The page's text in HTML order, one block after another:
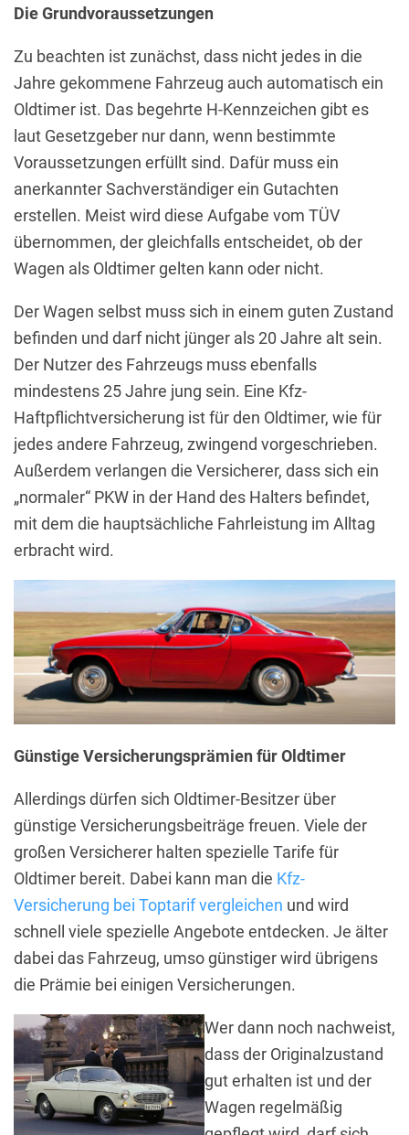
Die Grundvoraussetzungen
Zu beachten ist zunächst, dass nicht jedes in die
Jahre gekommene Fahrzeug auch automatisch ein
Oldtimer ist. Das begehrte H-Kennzeichen gibt es
laut Gesetzgeber nur dann, wenn bestimmte
Voraussetzungen erfüllt sind. Dafür muss ein
anerkannter Sachverständiger ein Gutachten
erstellen. Meist wird diese Aufgabe vom TÜV
übernommen, der gleichfalls entscheidet, ob der
Wagen als Oldtimer gelten kann oder nicht.
Der Wagen selbst muss sich in einem guten Zustand
befinden und darf nicht jünger als 20 Jahre alt sein.
Der Nutzer des Fahrzeugs muss ebenfalls
mindestens 25 Jahre jung sein. Eine Kfz-
Haftpflichtversicherung ist für den Oldtimer, wie für
jedes andere Fahrzeug, zwingend vorgeschrieben.
Außerdem verlangen die Versicherer, dass sich ein
„normaler“ PKW in der Hand des Halters befindet,
mit dem die hauptsächliche Fahrleistung im Alltag
erbracht wird.
Günstige Versicherungsprämien für Oldtimer
Allerdings dürfen sich Oldtimer-Besitzer über
günstige Versicherungsbeiträge freuen. Viele der
großen Versicherer halten spezielle Tarife für
Oldtimer bereit. Dabei kann man die Kfz-
Versicherung bei Toptarif vergleichen und wird
schnell viele spezielle Angebote entdecken. Je älter
dabei das Fahrzeug, umso günstiger wird übrigens
die Prämie bei einigen Versicherungen.
Wer dann noch nachweist,
dass der Originalzustand
gut erhalten ist und der
Wagen regelmäßig